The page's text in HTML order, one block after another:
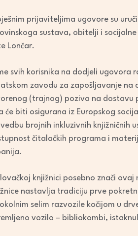
prijaviteljima ugovore su
sustava, obitelji i
Lončar.
svih korisnika na dodjeli ugovora
zavodu za zapošljavanje
(trajnog) poziva na dostavu
će biti osigurana iz Europskog
brojnih inkluzivnih knjižničnih
čitalačkih programa i
knjižnici posebno znači
nastavlja tradiciju prve
selim razvozile kočijom u
vozilo – bibliokombi,